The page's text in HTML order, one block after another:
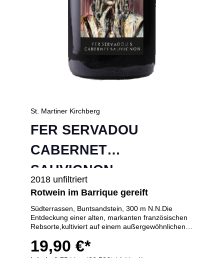
St. Martiner Kirchberg
FER SERVADOU
CABERNET
SAUVIGNON
2018 unfiltriert
Rotwein im Barrique gereift
Südterrassen, Buntsandstein, 300 m N.N.Die
Entdeckung einer alten, markanten französischen
Rebsorte,kultiviert auf einem außergewöhnlichen
vermählt sich mit pfeffriger Würze des
Cabernets.Einzigartig und unbeschreiblich im
19,90 €*